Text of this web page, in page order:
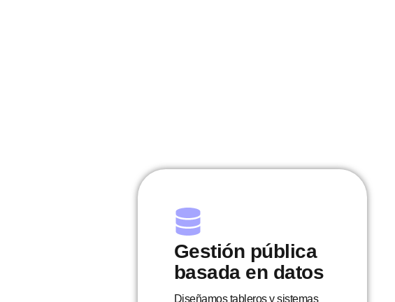
Gestión pública
basada en datos
Diseñamos tableros y sistemas